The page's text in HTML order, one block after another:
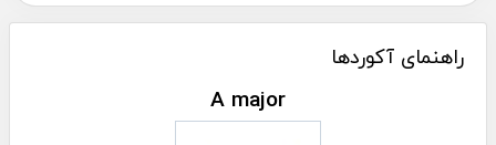
راهنمای آکوردها
A major